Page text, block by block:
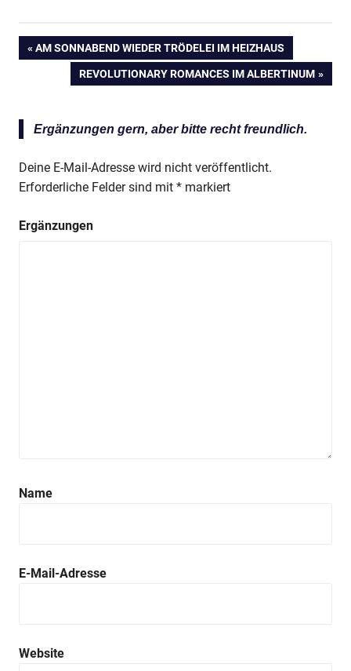
Beitragsnavigation
VORHERIGER
BEITRAG:
AM SONNABEND WIEDER TRÖDELEI IM HEIZHAUS
NÄCHSTER
REVOLUTIONARY ROMANCES IM ALBERTINUM
Ergänzungen gern, aber bitte recht freundlich.
Deine E-Mail-Adresse wird nicht veröffentlicht.
Erforderliche Felder sind mit * markiert
Ergänzungen
Name
E-Mail-Adresse
Website